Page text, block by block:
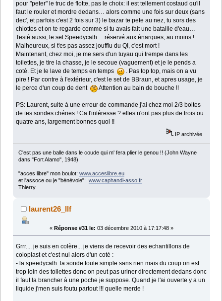
pour "peter" le truc de flotte, pas le choix: il est tellement costaud qu'il
faut le rouler et mordre dedans… alors comme une fois sur deux (sans
dec', et parfois c'est 2 fois sur 3) le bazar te pete au nez, tu sors des
chiottes et on te regarde comme si tu avais fait une bataille d'eau…
Testé aussi, le set Speedycath… réservé aux énarques, au moins !
Malheureux, si t'es pas assez joufflu du QI, c'est mort !
Maintenant, chez moi, je me sers d'un tuyau qui trempe dans les
toilettes, je tire la chasse, je le secoue (vaguement) et je le pends a
coté. Et je le lave de temps en temps
. Pas top top, mais on a vu
pire ! Par contre à l'extérieur, c'est le set de BBraun, et apres usage, je
le perce d'un coup de dent
Attention au bain de bouche !!
PS: Laurent, suite à une erreur de commande j'ai chez moi 2/3 boites
de tes sondes chéries ! Ca t'intéresse ? elles n'ont pas plus de trois ou
quatre ans, largement bonnes quoi !!
IP archivée
C'est pas une balle dans le coude qui m' fera plier le genou !! (John Wayne
dans "Fort Alamo", 1948)
"acces libre" mon boulot: www.acceslibre.eu
et l'assoce ou je "bénévole": www.caphandi-asso.fr
Thierry
laurent26_llf
« Réponse #31 le: 03 décembre 2010 à 17:17:48 »
Grrr.... je suis en colère... je viens de recevoir des echantillons de
coloplast et c'est nul alors d'un coté :
- la speedycath :la sonde toute simple sans rien mais du coup on est
trop loin des toilettes donc on peut pas uriner directement dedans donc
il faut la brancher à une poche je suppose. Quand je l'ai ouverte y a un
liquide j'men suis foutu partout !!! quelle merde !